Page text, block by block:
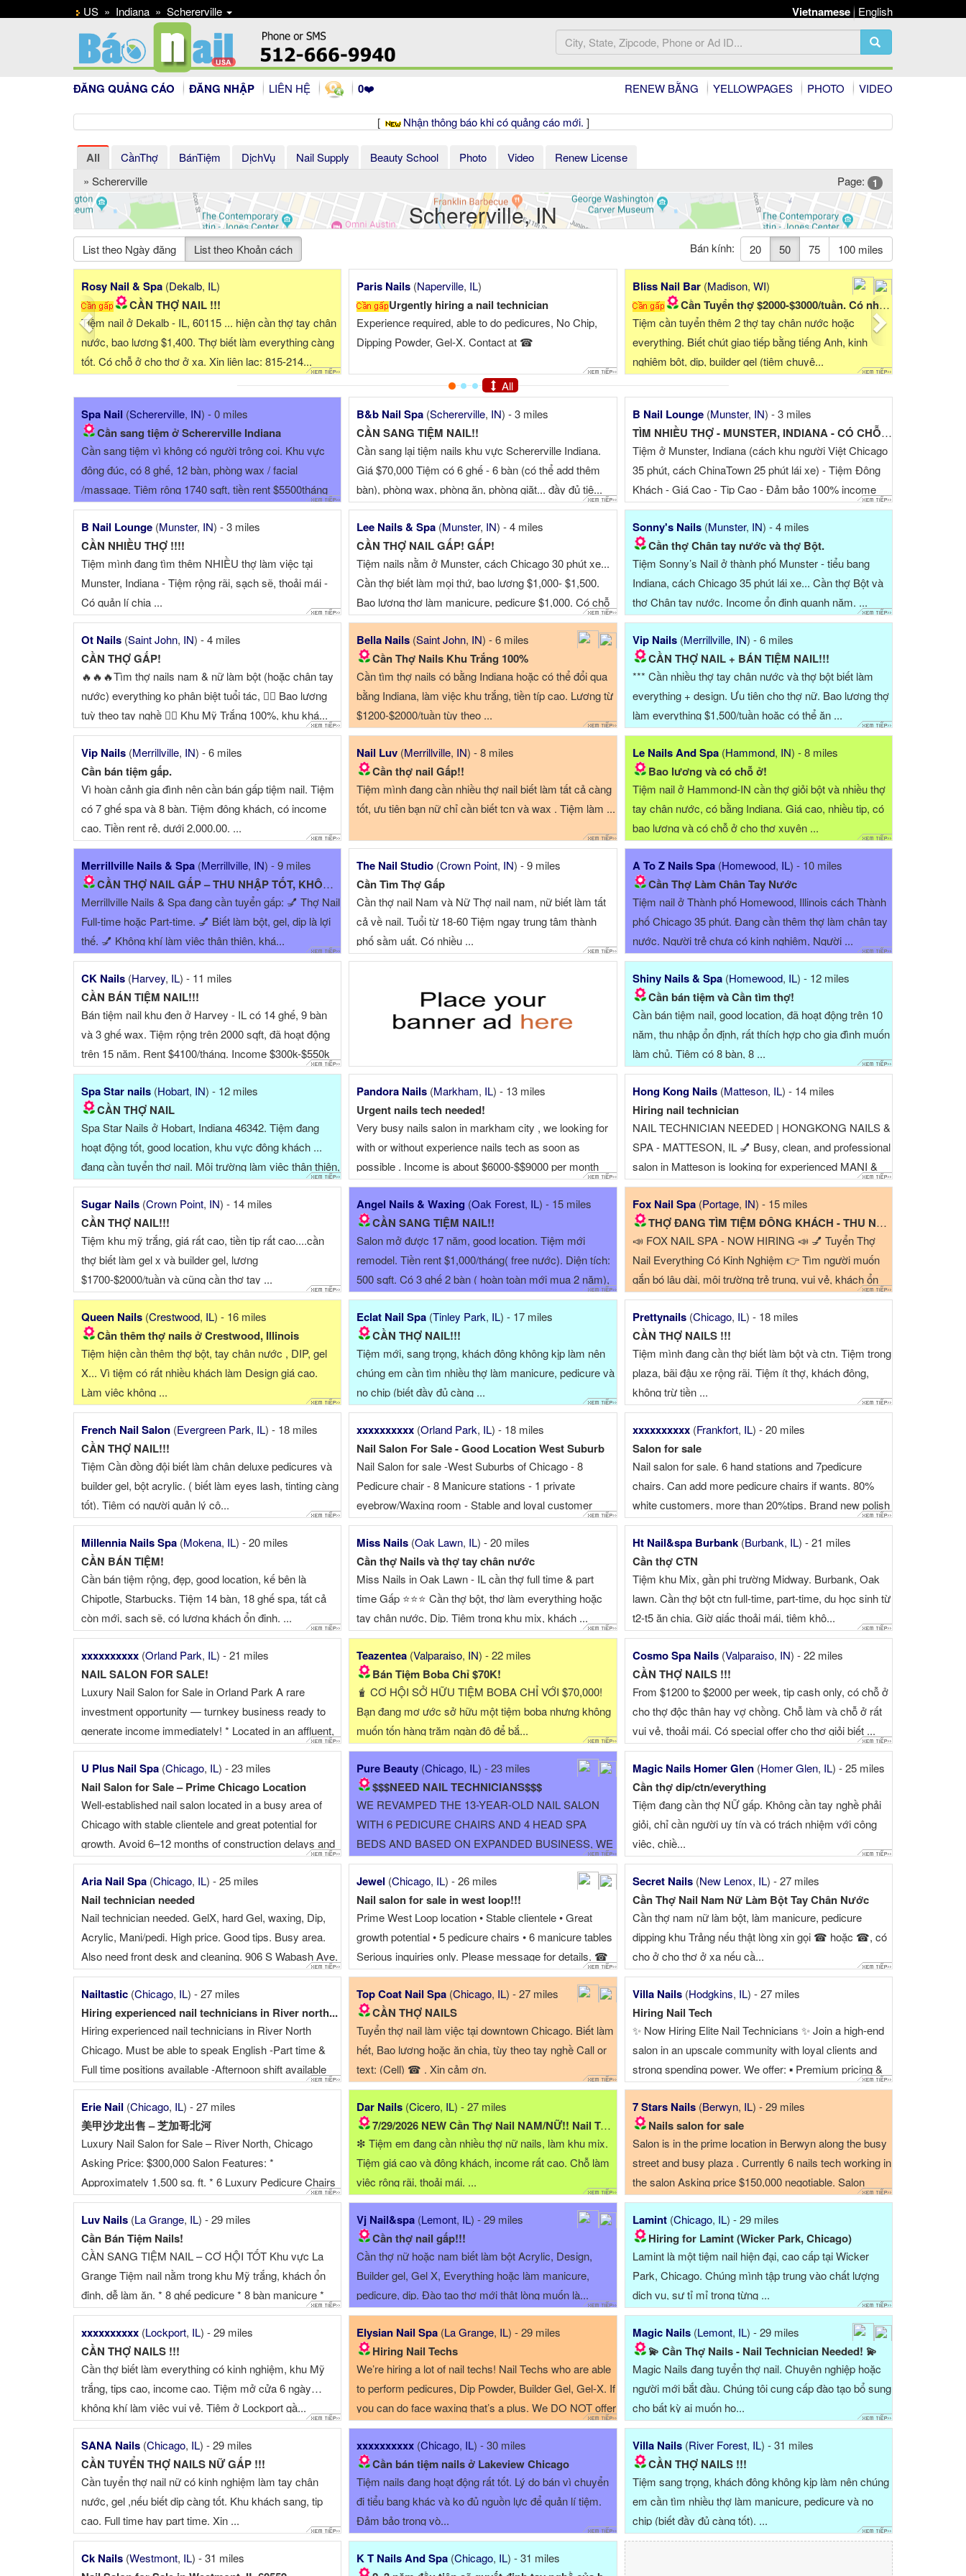
Vietnamese English
US » Indiana » Schererville
RENEW BẰNG YELLOWPAGES PHOTO VIDEO
ĐĂNG QUẢNG CÁO ĐĂNG NHẬP LIÊN HỆ 0❤️
[ Nhận thông báo khi có quảng cáo mới. ]
All CầnThợ BánTiệm DịchVụ Nail Supply Beauty School Photo Video
Renew License
» Schererville
Page: 1
Schererville, IN
List theo Ngày đăng List theo Khoản cách 20 50 75 100 miles
Bán kính:
All
Paris Nails(Naperville,IL)
Urgently hiring a nail technician
Experience required, able to do pedicures, No Chip,
Dipping Powder, Gel-X. Contact at ☎
Bliss Nail Bar(Madison
Cần Tuyển thợ $2000-$3000/tuần. Có nhà cho thợ ở xa
Tiệm cần tuyển thêm 2 thợ tay chân nước hoặc
everything. Biết chút giao tiếp bằng tiếng Anh, kinh
Lee Nails & Spa(Munster,
CẦN THỢ NAIL GẤP! GẤP!
Tiệm nails nằm ở Munster, cách Chicago 30 phút xe...
Cần thợ biết làm mọi thứ, bao lương $1,000- $1,500.
Bao lương thợ làm manicure, pedicure $1,000. Có chỗ
Previous Next
Spa Nail (Schererville, IN) - 0 miles
Cần sang tiệm ở Schererville Indiana
Cần sang tiệm vì không có người trông coi. Khu vực
đông đúc, có 8 ghế, 12 bàn, phòng wax / facial
/massage. Tiệm rộng 1740 sqft, tiền rent $5500tháng
(cam+tax+...
B&b Nail Spa (Schererville, IN) - 3 miles
CẦN SANG TIỆM NAIL!!
Cần sang lại tiệm nails khu vực Schererville Indiana.
Giá $70,000 Tiệm có 6 ghế - 6 bàn (có thể add thêm
bàn), phòng wax, phòng ăn, phòng giặt... đầy đủ tiệ...
B Nail Lounge (Munster, IN) - 3 miles
TÌM NHIỀU THỢ - MUNSTER, INDIANA - CÓ CHỖ Ở (NẾU CẦN)
Tiệm ở Munster, Indiana (cách khu người Việt Chicago
35 phút, cách ChinaTown 25 phút lái xe) - Tiệm Đông
Khách - Giá Cao - Tip Cao - Đảm bảo 100% income
cao ổ...
B Nail Lounge (Munster, IN) - 3 miles
CẦN NHIỀU THỢ !!!!
Tiệm mình đang tìm thêm NHIỀU thợ làm việc tại
Munster, Indiana - Tiệm rộng rãi, sạch sẽ, thoải mái -
Có quản lí chia ...
Lee Nails & Spa (Munster, IN) - 4 miles
CẦN THỢ NAIL GẤP! GẤP!
Tiệm nails nằm ở Munster, cách Chicago 30 phút xe...
Cần thợ biết làm mọi thứ, bao lương $1,000- $1,500.
Bao lương thợ làm manicure, pedicure $1,000. Có chỗ
ở cho thợ ở xa, tiệ...
Sonny's Nails (Munster, IN) - 4 miles
Cần thợ Chân tay nước và thợ Bột.
Tiệm Sonny’s Nail ở thành phố Munster - tiểu bang
Indiana, cách Chicago 35 phút lái xe... Cần thợ Bột và
thợ Chân tay nước. Income ổn định quanh năm. ...
Ot Nails (Saint John, IN) - 4 miles
CẦN THỢ GẤP!
🔥🔥🔥Tìm thợ nails nam & nữ làm bột (hoặc chân tay
nước) everything ko phân biệt tuổi tác, 👉🏻 Bao lương
tuỳ theo tay nghề 👉🏻 Khu Mỹ Trắng 100%, khu khá...
Bella Nails (Saint John, IN) - 6 miles
Cần Thợ Nails Khu Trắng 100%
Cần tìm thợ nails có bằng Indiana hoặc có thể đổi qua
bằng Indiana, làm việc khu trắng, tiền típ cao. Lương từ
$1200-$2000/tuần tùy theo ...
Vip Nails (Merrillville, IN) - 6 miles
CẦN THỢ NAIL + BÁN TIỆM NAIL!!!
*** Cần nhiều thợ tay chân nước và thợ bột biết làm
everything + design. Ưu tiên cho thợ nữ. Bao lương thợ
làm everything $1,500/tuần hoặc có thể ăn ...
Vip Nails (Merrillville, IN) - 6 miles
Cần bán tiệm gấp.
Vì hoàn cảnh gia đình nên cần bán gấp tiệm nail. Tiệm
có 7 ghế spa và 8 bàn. Tiệm đông khách, có income
cao. Tiền rent rẻ, dưới 2,000.00. ...
Nail Luv (Merrillville, IN) - 8 miles
Cần thợ nail Gấp!!
Tiệm mình đang cần nhiều thợ nail biết làm tất cả càng
tốt, ưu tiên bạn nữ chỉ cần biết tcn và wax . Tiệm làm ...
Le Nails And Spa (Hammond, IN) - 8 miles
Bao lương và có chỗ ở!
Tiệm nail ở Hammond-IN cần thợ giỏi bột và nhiều thợ
tay chân nước, có bằng Indiana. Giá cao, nhiều tip, có
bao lương và có chỗ ở cho thợ xuyên ...
Merrillville Nails & Spa (Merrillville, IN) - 9 miles
CẦN THỢ NAIL GẤP – THU NHẬP TỐT, KHÔNG DRAMA
Merrillville Nails & Spa đang cần tuyển gấp: 💅 Thợ Nail
Full-time hoặc Part-time. 💅 Biết làm bột, gel, dip là lợi
thế. 💅 Không khí làm việc thân thiện, khá...
The Nail Studio (Crown Point, IN) - 9 miles
Cần Tìm Thợ Gấp
Cần thợ nail Nam và Nữ Thợ nail nam, nữ biết làm tất
cả về nail. Tuổi từ 18-60 Tiệm ngay trung tâm thành
phố sầm uất. Có nhiều ...
A To Z Nails Spa (Homewood, IL) - 10 miles
Cần Thợ Làm Chân Tay Nước
Tiệm nail ở Thành phố Homewood, Illinois cách Thành
phố Chicago 35 phút. Đang cần thêm thợ làm chân tay
nước. Người trẻ chưa có kinh nghiệm, Người ...
CK Nails (Harvey, IL) - 11 miles
CẦN BÁN TIỆM NAIL!!!
Bán tiệm nail khu đen ở Harvey - IL có 14 ghế, 9 bàn
và 3 ghế wax. Tiệm rộng trên 2000 sqft, đã hoạt động
trên 15 năm. Rent $4100/tháng. Income $300k-$550k
tùy nă...
Shiny Nails & Spa (Homewood, IL) - 12 miles
Cần bán tiệm và Cần tìm thợ!
Cần bán tiệm nail, good location, đã hoạt động trên 10
năm, thu nhập ổn định, rất thích hợp cho gia đình muốn
làm chủ. Tiệm có 8 bàn, 8 ...
Spa Star nails (Hobart, IN) - 12 miles
CẦN THỢ NAIL
Spa Star Nails ở Hobart, Indiana 46342. Tiệm đang
hoạt động tốt, good location, khu vực đông khách ...
đang cần tuyển thợ nail. Môi trường làm việc thân thiện,
...
Pandora Nails (Markham, IL) - 13 miles
Urgent nails tech needed!
Very busy nails salon in markham city , we looking for
with or without experience nails tech as soon as
possible . Income is about $6000-$$9000 per month
depending on experience . Please call or text ☎ or ☎
Hong Kong Nails (Matteson, IL) - 14 miles
Hiring nail technician
NAIL TECHNICIAN NEEDED | HONGKONG NAILS &
SPA - MATTESON, IL 💅 Busy, clean, and professional
salon in Matteson is looking for experienced MANI &
PEDI TECHS Add 4712 211th st Matteson il 60443
Phone ☎
Sugar Nails (Crown Point, IN) - 14 miles
CẦN THỢ NAIL!!!
Tiệm khu mỹ trắng, giá rất cao, tiền tip rất cao....cần
thợ biết làm gel x và builder gel, lương
$1700-$2000/tuần và cũng cần thợ tay ...
Angel Nails & Waxing (Oak Forest, IL) - 15 miles
CẦN SANG TIỆM NAIL!!
Salon mở được 17 năm, good location. Tiệm mới
remodel. Tiền rent $1,000/tháng( free nước). Diện tích:
500 sqft. Có 3 ghế 2 bàn ( hoàn toàn mới mua 2 năm),
có thể ...
Fox Nail Spa (Portage, IN) - 15 miles
THỢ ĐANG TÌM TIỆM ĐÔNG KHÁCH - THU NHẬP CAO 2500$/weeks...
📣 FOX NAIL SPA - NOW HIRING 📣 💅 Tuyển Thợ
Nail Everything Có Kinh Nghiệm 👉 Tìm người muốn
gắn bó lâu dài, môi trường trẻ trung, vui vẻ, khách ổn
định, ...
Queen Nails (Crestwood, IL) - 16 miles
Cần thêm thợ nails ở Crestwood, Illinois
Tiệm hiện cần thêm thợ bột, tay chân nước , DIP, gel
X... Vì tiệm có rất nhiều khách làm Design giá cao.
Làm việc không ...
Eclat Nail Spa (Tinley Park, IL) - 17 miles
CẦN THỢ NAIL!!!
Tiệm mới, sang trọng, khách đông không kịp làm nên
chúng em cần tìm nhiều thợ làm manicure, pedicure và
no chip (biết đầy đủ càng ...
Prettynails (Chicago, IL) - 18 miles
CẦN THỢ NAILS !!!
Tiệm mình đang cần thợ biết làm bột và ctn. Tiệm trong
plaza, bãi đậu xe rộng rãi. Tiệm ít thợ, khách đông,
không trừ tiền ...
French Nail Salon (Evergreen Park, IL) - 18 miles
CẦN THỢ NAIL!!!
Tiệm Cần đồng đội biết làm chân deluxe pedicures và
builder gel, bột acrylic. ( biết làm eyes lash, tinting càng
tốt). Tiệm có người quản lý cô...
xxxxxxxxxx (Orland Park, IL) - 18 miles
Nail Salon For Sale - Good Location West Suburb
Nail Salon for sale -West Suburbs of Chicago - 8
Pedicure chair - 8 Manicure stations - 1 private
eyebrow/Waxing room - Stable and loyal customer
base - Friendly clients with great tips low operating
expenses - Located just a 30 minute drive ...
xxxxxxxxxx (Frankfort, IL) - 20 miles
Salon for sale
Nail salon for sale. 6 hand stations and 7pedicure
chairs. Can add more pedicure chairs if wants. 80%
white customers, more than 20%tips. Brand new polish
+ dip powder. Annual: $300,000-$330,000 Rent is
cheap, around $2300/month. customers are super nice
!!! You will get ...
Millennia Nails Spa (Mokena, IL) - 20 miles
CẦN BÁN TIỆM!
Cần bán tiệm rộng, đẹp, good location, kế bên là
Chipotle, Starbucks. Tiệm 14 bàn, 18 ghế spa, tất cả
còn mới, sạch sẽ, có lượng khách ổn định. ...
Miss Nails (Oak Lawn, IL) - 20 miles
Cần thợ Nails và thợ tay chân nước
Miss Nails in Oak Lawn - IL cần thợ full time & part
time Gấp ⭐️⭐️⭐️ Cần thợ bột, thơ làm everything hoặc
tay chân nước, Dip. Tiệm trong khu mix, khách ...
Ht Nail&spa Burbank (Burbank, IL) - 21 miles
Cần thợ CTN
Tiệm khu Mix, gần phi trường Midway. Burbank, Oak
lawn. Cần thợ bột ctn full-time, part-time, du học sinh từ
t2-t5 ăn chia. Giờ giấc thoải mái, tiệm khô...
xxxxxxxxxx (Orland Park, IL) - 21 miles
NAIL SALON FOR SALE!
Luxury Nail Salon for Sale in Orland Park A rare
investment opportunity — turnkey business ready to
generate income immediately! * Located in an affluent,
high-income community with strong purchasing power
* Loyal and established customer base with generous
tips * Over 5,000 sq. ft. ...
Teazentea (Valparaiso, IN) - 22 miles
Bán Tiệm Boba Chỉ $70K!
🧋 CƠ HỘI SỞ HỮU TIỆM BOBA CHỈ VỚI $70,000!
Bạn đang mơ ước sở hữu một tiệm boba nhưng không
muốn tốn hàng trăm ngàn đô để bắ...
Cosmo Spa Nails (Valparaiso, IN) - 22 miles
CẦN THỢ NAILS !!!
From $1200 to $2000 per week, tip cash only, có chỗ ở
cho thợ độc thân hay vợ chồng. Chỗ làm và chỗ ở rất
vui vẻ, thoải mái. Có special offer cho thợ giỏi biết ...
U Plus Nail Spa (Chicago, IL) - 23 miles
Nail Salon for Sale – Prime Chicago Location
Well-established nail salon located in a busy area of
Chicago with stable clientele and great potential for
growth. Avoid 6–12 months of construction delays and
save over $200,000 in build-out costs. This beautiful
1,200 sq ft modern nail salon is fully built, fully ...
Pure Beauty (Chicago, IL) - 23 miles
$$$NEED NAIL TECHNICIANS$$$
WE REVAMPED THE 13-YEAR-OLD NAIL SALON
WITH 6 PEDICURE CHAIRS AND 4 HEAD SPA
BEDS AND BASED ON EXPANDED BUSINESS, WE
WANT TO ADD 1 MORE EXPERIENCED (AT LEAST
2 YEARS) NAIL TECHNICIAN. WORKING
SCHEDULE IS FLEXIBLE,PART TIME OR 4+ DAYS
AND OUR BUSINESS ...
Magic Nails Homer Glen (Homer Glen, IL) - 25 miles
Cần thợ dip/ctn/everything
Tiệm đang cần thợ NỮ gấp. Không cần tay nghề phải
giỏi, chỉ cần người uy tín và có trách nhiệm với công
việc, chiề...
Aria Nail Spa (Chicago, IL) - 25 miles
Nail technician needed
Nail technician needed. GelX, hard Gel, waxing, Dip,
Acrylic, Mani/pedi. High price. Good tips. Busy area.
Also need front desk and cleaning. 906 S Wabash Ave.
60605. Chicago Call ☎ . Tony
Jewel (Chicago, IL) - 26 miles
Nail salon for sale in west loop!!!
Prime West Loop location • Stable clientele • Great
growth potential • 5 pedicure chairs • 6 manicure tables
Serious inquiries only. Please message for details. ☎
Secret Nails (New Lenox, IL) - 27 miles
Cần Thợ Nail Nam Nữ Làm Bột Tay Chân Nước
Cần thợ nam nữ làm bột, làm manicure, pedicure
dipping khu Trảng nếu thật lòng xin gọi ☎ hoặc ☎, có
cho ở cho thợ ở xa nếu cầ...
Nailtastic (Chicago, IL) - 27 miles
Hiring experienced nail technicians in River north...
Hiring experienced nail technicians in River North
Chicago. Must be able to speak English -Part time &
Full time positions available -Afternoon shift available
(3pm-8pm) 📍River North 🚊Close to Purple & Brown
line 🅿️ Shared parking available Call or text ☎
Top Coat Nail Spa (Chicago, IL) - 27 miles
CẦN THỢ NAILS
Tuyển thợ nail làm việc tại downtown Chicago. Biết làm
hết, Bao lương hoặc ăn chia, tùy theo tay nghề Call or
text: (Cell) ☎ . Xin cảm ơn.
Villa Nails (Hodgkins, IL) - 27 miles
Hiring Nail Tech
✨ Now Hiring Elite Nail Technicians ✨ Join a high-end
salon in an upscale community with loyal clients and
strong spending power. We offer: ▪ Premium pricing &
excellent tips ▪ No cleaning duties – focus on your craft
▪ Professional management & fair scheduling ▪
Relaxed, supportive team ...
Erie Nail (Chicago, IL) - 27 miles
美甲沙龙出售 – 芝加哥北河
Luxury Nail Salon for Sale – River North, Chicago
Asking Price: $300,000 Salon Features: *
Approximately 1,500 sq. ft. * 6 Luxury Pedicure Chairs
* 9 Manicure Tables * 1 Private Waxing Room * 2
Private Head Spa Rooms (can easily be converted into
eyelash extension, facial, or esthetic treatment rooms)
* Modern, ...
Dar Nails (Cicero, IL) - 27 miles
7/29/2026 NEW Cần Thợ Nail NAM/NỮ!! Nail Tech Needed...
❇ Tiệm em đang cần nhiều thợ nữ nails, làm khu mix.
Tiệm giá cao và đông khách, income rất cao. Chỗ làm
việc rộng rãi, thoải mái. ...
7 Stars Nails (Berwyn, IL) - 29 miles
Nails salon for sale
Salon is in the prime location in Berwyn along the busy
street and busy plaza . Currently 6 nails tech working in
the salon Asking price $150,000 negotiable. Salon
details 7 Stars Nail -Salon size: 1150 square feet -6
pedicure chair -10 manicure table - ...
Luv Nails (La Grange, IL) - 29 miles
Cần Bán Tiệm Nails!
CẦN SANG TIỆM NAIL – CƠ HỘI TỐT Khu vực La
Grange Tiệm nail nằm trong khu Mỹ trắng, khách ổn
định, dễ làm ăn. * 8 ghế pedicure * 8 bàn manicure *
Tiệ...
Vj Nail&spa (Lemont, IL) - 29 miles
Cần thợ nail gấp!!!
Cần thợ nữ hoặc nam biết làm bột Acrylic, Design,
Builder gel, Gel X, Everything hoặc làm manicure,
pedicure, dip. Đào tạo thợ mới thật lòng muốn là...
Lamint (Chicago, IL) - 29 miles
Hiring for Lamint (Wicker Park, Chicago)
Lamint là một tiệm nail hiện đại, cao cấp tại Wicker
Park, Chicago. Chúng mình tập trung vào chất lượng
dịch vụ, sự tỉ mỉ trong từng ...
xxxxxxxxxx (Lockport, IL) - 29 miles
CẦN THỢ NAILS !!!
Cần thợ biết làm everything có kinh nghiệm, khu Mỹ
trắng, tips cao, income cao. Tiệm mở cửa 6 ngày…
không khí làm việc vui vẻ. Tiệm ở Lockport gầ...
Elysian Nail Spa (La Grange, IL) - 29 miles
Hiring Nail Techs
We’re hiring a lot of nail techs! Nail Techs who are able
to perform pedicures, Dip Powder, Builder Gel, Gel-X. If
you can do face waxing that’s a plus. We DO NOT offer
acrylics, the salon is very ...
Magic Nails (Lemont, IL) - 29 miles
💫 Cần Thợ Nails - Nail Technician Needed! 💫
Magic Nails đang tuyển thợ nail. Chuyên nghiệp hoặc
người mới bắt đầu. Chúng tôi cung cấp đào tạo bổ sung
cho bất kỳ ai muốn họ...
SANA Nails (Chicago, IL) - 29 miles
CẦN TUYỂN THỢ NAILS NỮ GẤP !!!
Cần tuyển thợ nail nữ có kinh nghiệm làm tay chân
nước, gel ,nếu biết dip càng tốt. Khu khách sang, tip
cao. Full time hay part time. Xin ...
xxxxxxxxxx (Chicago, IL) - 30 miles
Cần bán tiệm nails ở Lakeview Chicago
Tiệm nails đang hoạt động rất tốt. Lý do bán vì chuyển
đi tiểu bang khác và ko đủ nguồn lực để quản lí tiệm.
Đảm bảo trong vò...
Villa Nails (River Forest, IL) - 31 miles
CẦN THỢ NAILS !!!
Tiệm sang trọng, khách đông không kịp làm nên chúng
em cần tìm nhiều thợ làm manicure, pedicure và no
chip (biết đầy đủ càng tốt). ...
Ck Nails (Westmont, IL) - 31 miles K T Nails And Spa (Chicago, IL) - 31 miles